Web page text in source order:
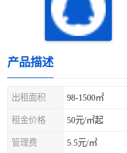
产品描述
出租面积 98-1500㎡
租金价格 50元/㎡起
管理费 5.5元/㎡
华侨城
龙岗区
宝安西乡